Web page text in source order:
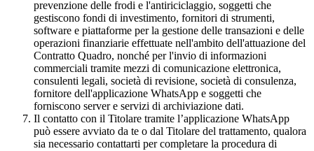
prevenzione delle frodi e l'antiriciclaggio, soggetti che
gestiscono fondi di investimento, fornitori di strumenti,
software e piattaforme per la gestione delle transazioni e delle
operazioni finanziarie effettuate nell'ambito dell'attuazione del
Contratto Quadro, nonché per l'invio di informazioni
commerciali tramite mezzi di comunicazione elettronica,
consulenti legali, società di revisione, società di consulenza,
fornitore dell'applicazione WhatsApp e soggetti che
forniscono server e servizi di archiviazione dati.
Il contatto con il Titolare tramite l’applicazione WhatsApp
può essere avviato da te o dal Titolare del trattamento, qualora
sia necessario contattarti per completare la procedura di